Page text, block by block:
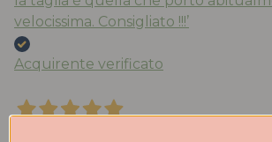
velocissima. Consigliato !!!’
Acquirente verificato